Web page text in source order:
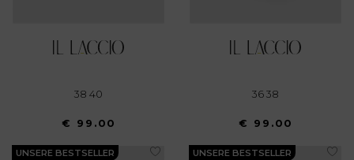
38 40
€ 99.00
36 38
€ 99.00
UNSERE BESTSELLER UNSERE BESTSELLER